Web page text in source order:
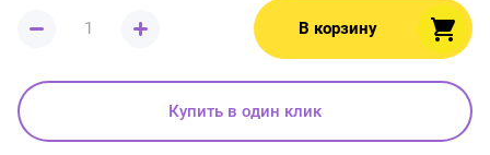
В корзину
Купить в один клик